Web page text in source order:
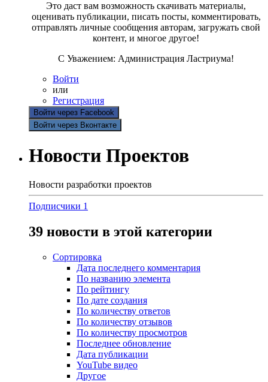
Это даст вам возможность скачивать материалы,
оценивать публикации, писать посты, комментировать,
отправлять личные сообщения авторам, загружать свой
контент, и многое другое!
С Уважением: Администрация Ластриума!
Войти
или
Регистрация
Войти через Facebook
Войти через Вконтакте
Новости Проектов
Новости разработки проектов
Подписчики 1
39 новости в этой категории
Сортировка
Дата последнего комментария
По названию элемента
По рейтингу
По дате создания
По количеству ответов
По количеству отзывов
По количеству просмотров
Последнее обновление
Дата публикации
YouTube видео
Другое